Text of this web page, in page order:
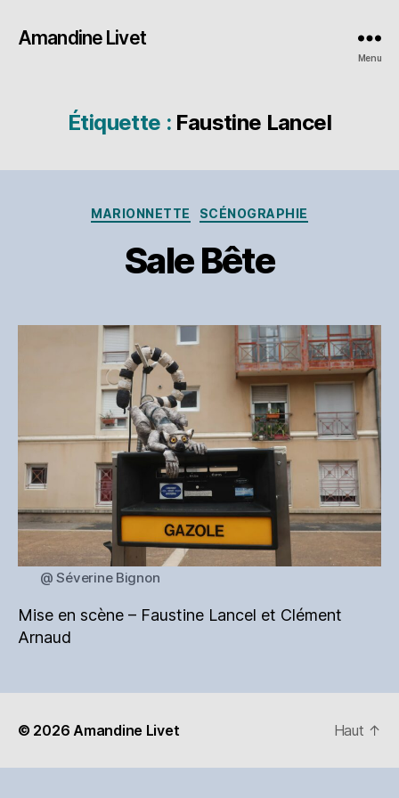
Amandine Livet
Menu
Étiquette : Faustine Lancel
Catégories
MARIONNETTE SCÉNOGRAPHIE
Sale Bête
@ Séverine Bignon
Mise en scène – Faustine Lancel et Clément
Arnaud
© 2026Amandine Livet Haut ↑